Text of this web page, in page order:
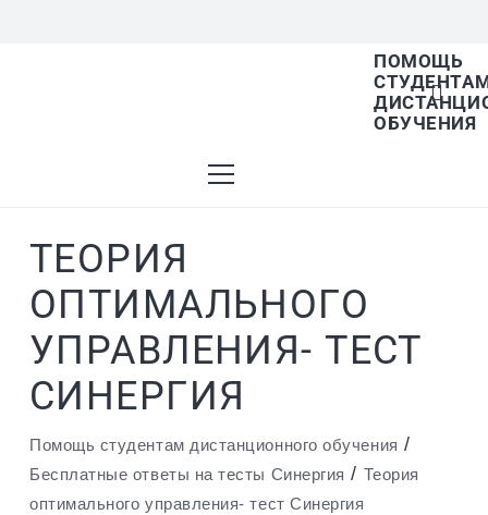
ПОМОЩЬ
ОБУЧЕНИЯ
списке найденных результатов используйте
вверх и вниз для выбора и Enter для
на нужную страницу. Если у вас
с тачскрином, используйте
или нажатие.
ТЕОРИЯ
ОПТИМАЛЬНОГО
УПРАВЛЕНИЯ- ТЕСТ
СИНЕРГИЯ
Помощь студентам дистанционного обучения /
Бесплатные ответы на тесты Синергия / Теория
оптимального управления- тест Синергия